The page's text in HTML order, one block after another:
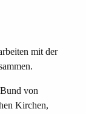
mit der
von
Kirchen,